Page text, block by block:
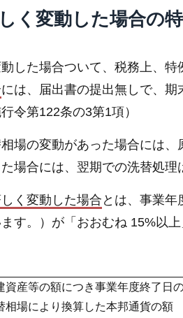
く変動した場合の
した場合ついて、税務上、
には、届出書の提出無しで、
令第122条の3第1項）
場の変動があった場合には
場合には、翌期での洗替処理
く変動した場合 とは、事業年
す。）が「おおむね 15%以
資産等の額につき事業年度終了日
相場により換算した本邦通貨の額